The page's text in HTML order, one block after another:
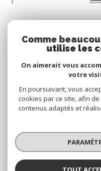
© 2026 | TOUS DROITS
NOS HONORAIRES
PLAN DU SITE
Comme
utilise les
On aimerait vous
votre
En poursuivant, vous
cookies par ce site, afin
contenus adaptés et